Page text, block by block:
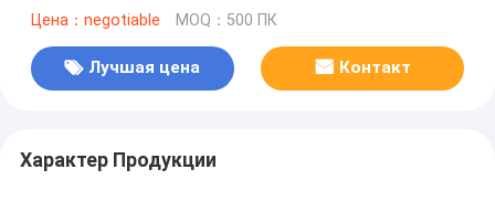
Цена：negotiable MOQ：500 ПК
Лучшая цена Контакт
Характер Продукции